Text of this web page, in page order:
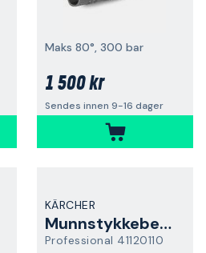
Maks 80°, 300 bar
1 500 kr
Sendes innen 9-16 dager
KÄRCHER
Munnstykkebeskyttelse
Professional 41120110